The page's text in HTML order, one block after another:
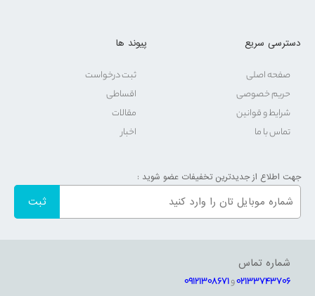
دسترسی سریع
صفحه اصلی
حریم خصوصی
شرایط و قوانین
تماس با ما
پیوند ها
ثبت درخواست
اقساطی
مقالات
اخبار
جهت اطلاع از جدیدترین تخفیفات عضو شوید :
شماره تماس
02133743706و09121308671